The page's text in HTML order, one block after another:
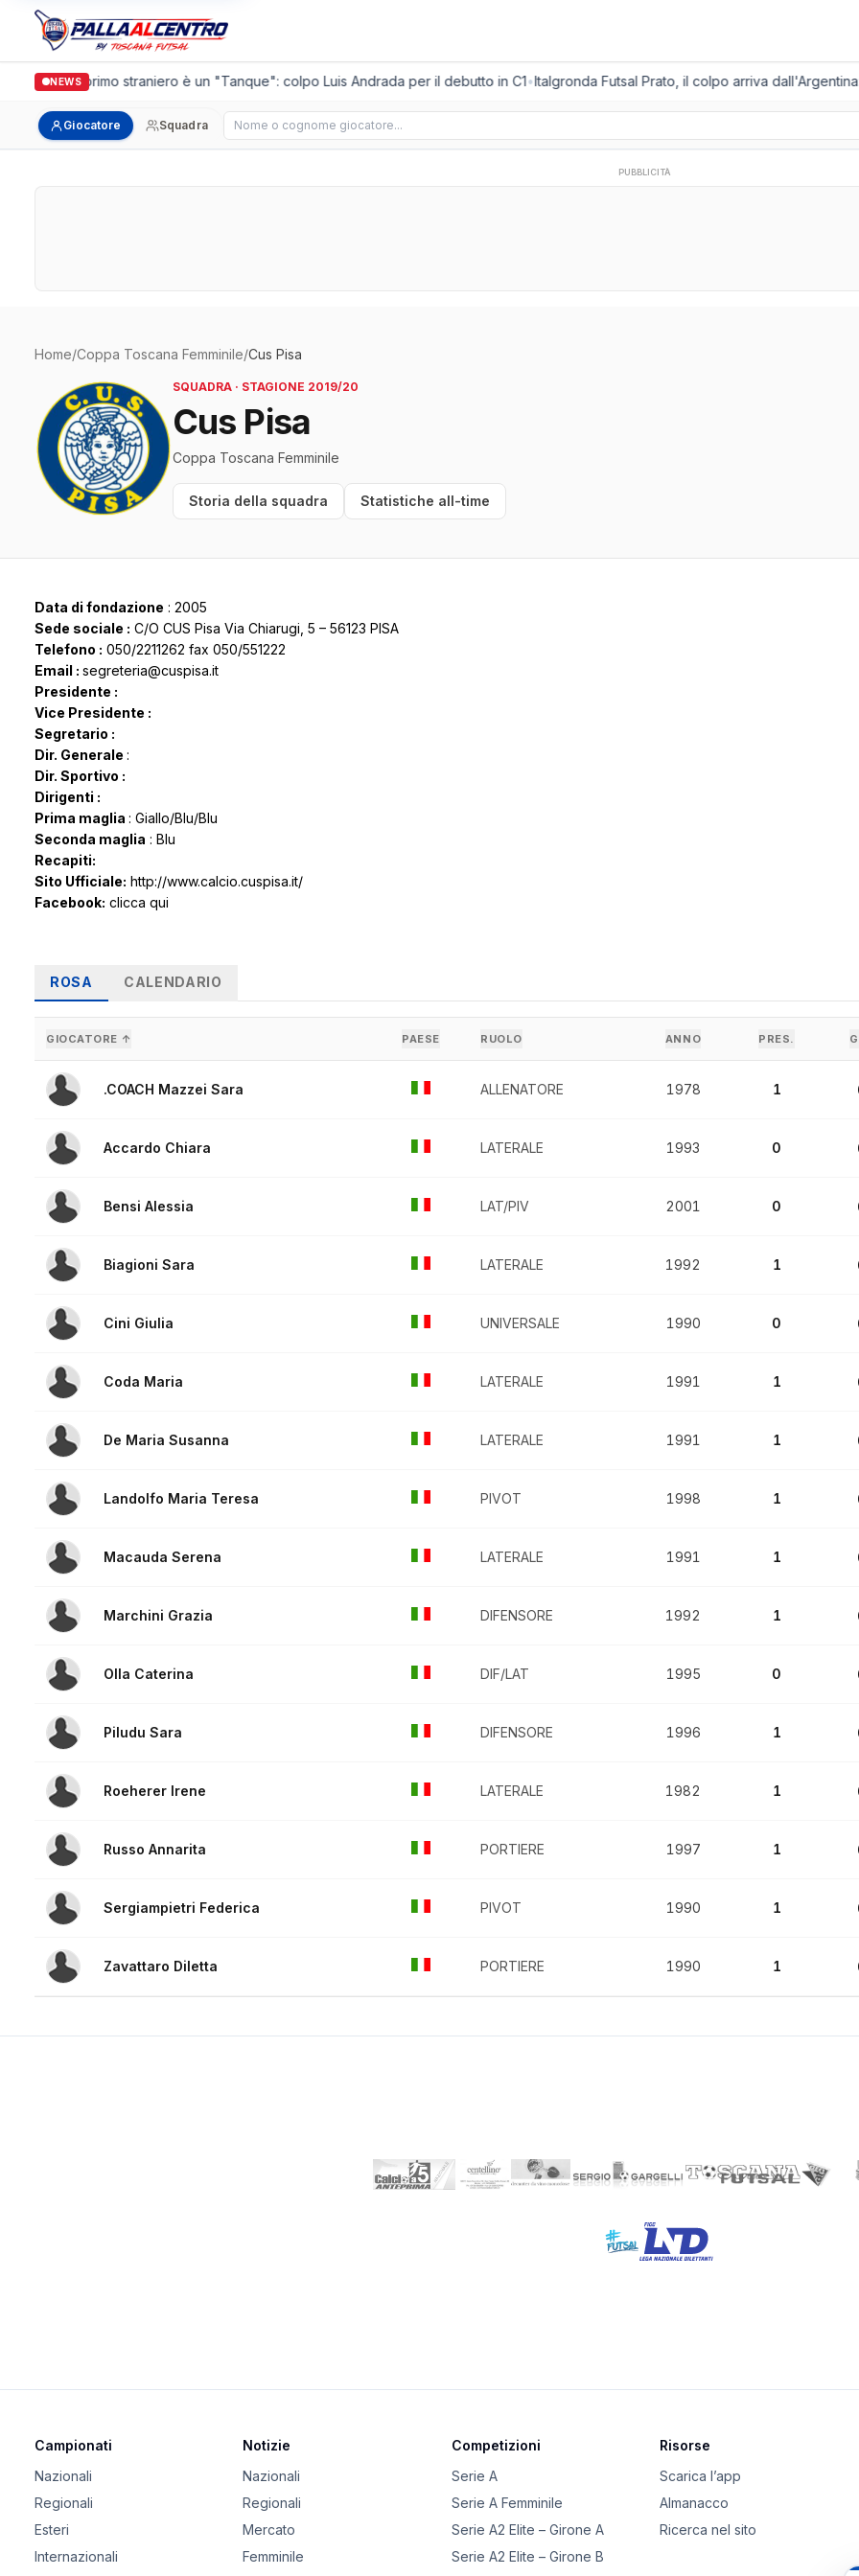
NEWSil primo straniero è un "Tanque": colpo Luis Andrada per il debutto in C1•Italgronda Futsal Prato, il colpo arriva
Giocatore Squadra Cerca giocatore
PUBBLICITÀ
Home/Coppa Toscana Femminile/Cus Pisa
SQUADRA · STAGIONE 2019/20
Cus Pisa
Coppa Toscana Femminile
Storia della squadra Statistiche all-time
Data di fondazione : 2005
Sede sociale : C/O CUS Pisa Via Chiarugi, 5 – 56123 PISA
Telefono : 050/2211262 fax 050/551222
Email : segreteria@cuspisa.it
Presidente :
Vice Presidente :
Segretario :
Dir. Generale :
Dir. Sportivo :
Dirigenti :
Prima maglia : Giallo/Blu/Blu
Seconda maglia : Blu
Recapiti:
Sito Ufficiale: http://www.calcio.cuspisa.it/
Facebook: clicca qui
ROSA CALENDARIO
GIOCATORE ↑ PAESE RUOLO ANNO PRES.
.COACH Mazzei Sara ALLENATORE 1978 1
Accardo Chiara LATERALE 1993 0
Bensi Alessia LAT/PIV 2001 0
Biagioni Sara LATERALE 1992 1
Cini Giulia UNIVERSALE 1990 0
Coda Maria LATERALE 1991 1
De Maria Susanna LATERALE 1991 1
Landolfo Maria Teresa PIVOT 1998 1
Macauda Serena LATERALE 1991 1
Marchini Grazia DIFENSORE 1992 1
Olla Caterina DIF/LAT 1995 0
Piludu Sara DIFENSORE 1996 1
Roeherer Irene LATERALE 1982 1
Russo Annarita PORTIERE 1997 1
Sergiampietri Federica PIVOT 1990 1
Zavattaro Diletta PORTIERE 1990 1
Campionati
Nazionali
Regionali
Esteri
Internazionali
Notizie
Nazionali
Regionali
Mercato
Femminile
Competizioni
Serie A
Serie A Femminile
Serie A2 Elite – Girone A
Serie A2 Elite – Girone B
Risorse
Scarica l’app
Almanacco
Ricerca nel sito